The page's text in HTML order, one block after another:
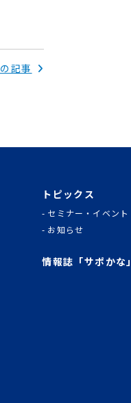
記事
トピックス
セミナー・イベント
お知らせ
情報誌「サポかな」